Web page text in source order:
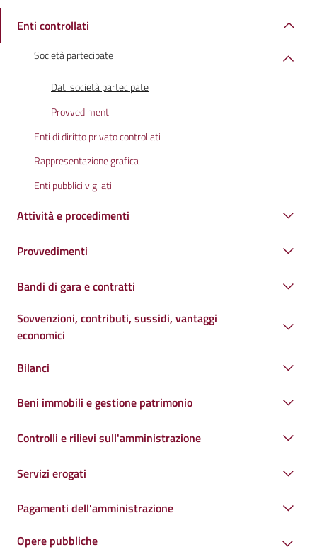
Enti controllati
Società partecipate
Dati società partecipate
Provvedimenti
Enti di diritto privato controllati
Rappresentazione grafica
Enti pubblici vigilati
Attività e procedimenti
Provvedimenti
Bandi di gara e contratti
Sovvenzioni, contributi, sussidi, vantaggi
economici
Bilanci
Beni immobili e gestione patrimonio
Controlli e rilievi sull'amministrazione
Servizi erogati
Pagamenti dell'amministrazione
Opere pubbliche